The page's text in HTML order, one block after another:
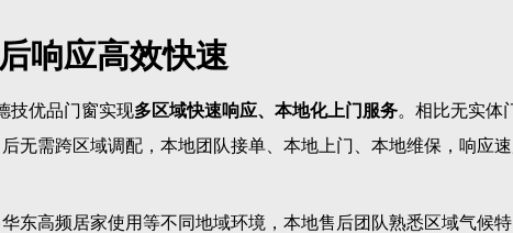
响应高效快速
技优品门窗实现多区域快速响应、本地化上门服务。相比无实体
无需跨区域调配，本地团队接单、本地上门、本地维保，响应
东高频居家使用等不同地域环境，本地售后团队熟悉区域气候